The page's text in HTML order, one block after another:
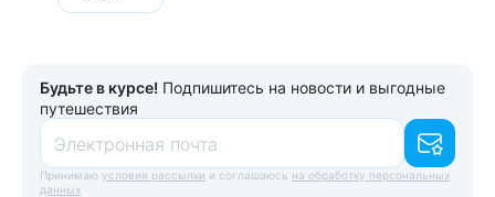
Будьте в курсе! Подпишитесь на новости и выгодные
путешествия
Электронная почта
Принимаю условия рассылки и соглашаюсь на обработку персональных
данных